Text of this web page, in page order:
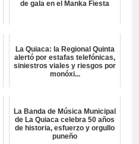
de gala en el Manka Fiesta
La Quiaca: la Regional Quinta
alertó por estafas telefónicas,
siniestros viales y riesgos por
monóxi...
La Banda de Música Municipal
de La Quiaca celebra 50 años
de historia, esfuerzo y orgullo
puneño